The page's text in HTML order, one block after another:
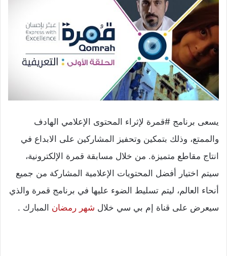
يسعى برنامج #قمرة لإثراء المحتوى الإعلامي الهادف
والممتع، وذلك بتمكين وتحفيز المشاركين على الابداع في
انتاج مقاطع متميزة. من خلال مسابقة قمرة الإلكترونية،
سيتم اختيار أفضل المحتويات الإعلامية المشاركة من جميع
أنحاء العالم، ليتم تسليط الضوء عليها في برنامج قمرة والذي
سيعرض على قناة إم بي سي خلال شهر رمضان المبارك .